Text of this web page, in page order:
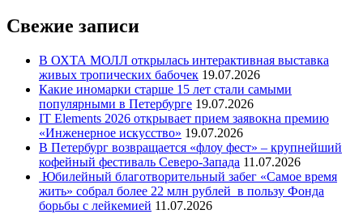
Свежие записи
В ОХТА МОЛЛ открылась интерактивная выставка
живых тропических бабочек 19.07.2026
Какие иномарки старше 15 лет стали самыми
популярными в Петербурге 19.07.2026
IT Elements 2026 открывает прием заявокна премию
«Инженерное искусство» 19.07.2026
В Петербург возвращается «флоу фест» – крупнейший
кофейный фестиваль Северо-Запада 11.07.2026
Юбилейный благотворительный забег «Самое время
жить» собрал более 22 млн рублей в пользу Фонда
борьбы с лейкемией 11.07.2026